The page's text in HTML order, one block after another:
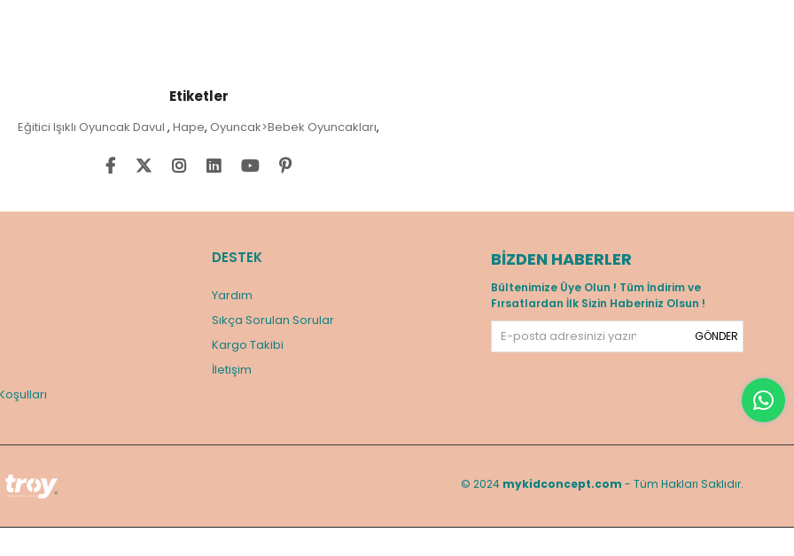
Etiketler
Eğitici Işıklı Oyuncak Davul , Hape, Oyuncak>Bebek Oyuncakları,
DESTEK
Yardım
Sıkça Sorulan Sorular
Kargo Takibi
İletişim
BIZDEN HABERLER
Bültenimize Üye Olun ! Tüm İndirim ve
Fırsatlardan İlk Sizin Haberiniz Olsun !
GÖNDER
© 2024 mykidconcept.com - Tüm Hakları Saklıdır.